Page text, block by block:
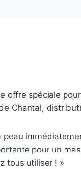
offre spéciale
Chantal,
pour un
tous utiliser ! »